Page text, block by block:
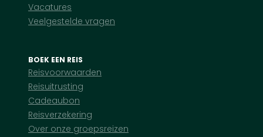
Vacatures
Veelgestelde vragen
BOEK EEN REIS
Reisvoorwaarden
Reisuitrusting
Cadeaubon
Reisverzekering
Over onze groepsreizen